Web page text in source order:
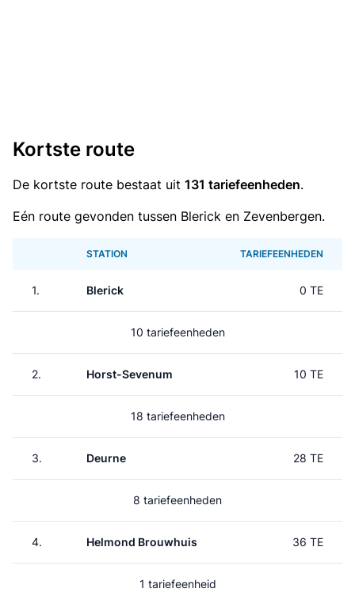
Kortste route
De kortste route bestaat uit 131 tariefeenheden.
Eén route gevonden tussen Blerick en Zevenbergen.
STATION TARIEFEENHEDEN
1. Blerick 0 TE
10 tariefeenheden
2. Horst-Sevenum 10 TE
18 tariefeenheden
3. Deurne 28 TE
8 tariefeenheden
4. Helmond Brouwhuis 36 TE
1 tariefeenheid